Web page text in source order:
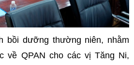
bồi dưỡng thường niên, nhằm
về QPAN cho các vị Tăng Ni,